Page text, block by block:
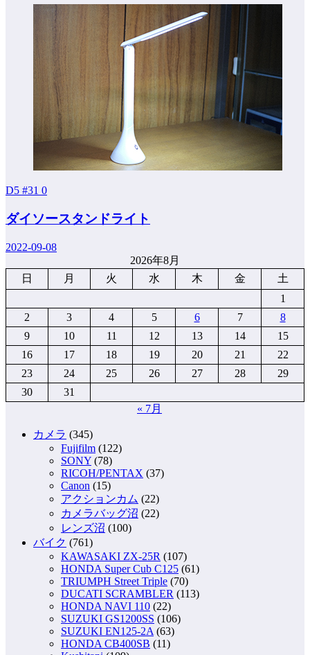
D5 #31 0
ダイソースタンドライト
2022-09-08
2026年8月
日
月 火 水 木 金
土
1
2
3 4 5 6 7
8
9
10 11 12 13 14
15
16
17 18 19 20 21
22
23
24 25 26 27 28
29
30
31
« 7月
カメラ (345)
Fujifilm (122)
SONY (78)
RICOH/PENTAX (37)
Canon (15)
アクションカム (22)
カメラバッグ沼 (22)
レンズ沼 (100)
バイク (761)
KAWASAKI ZX-25R (107)
HONDA Super Cub C125 (61)
TRIUMPH Street Triple (70)
DUCATI SCRAMBLER (113)
HONDA NAVI 110 (22)
SUZUKI GS1200SS (106)
SUZUKI EN125-2A (63)
HONDA CB400SB (11)